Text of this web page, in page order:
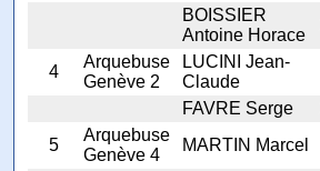
BOISSIER
Antoine Horace
4
Arquebuse
Genève 2
LUCINI Jean-
Claude
FAVRE Serge
5
Arquebuse
Genève 4
MARTIN Marcel